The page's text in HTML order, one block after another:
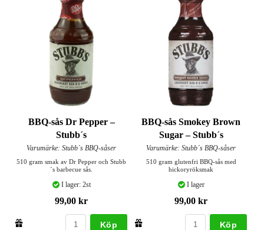
BBQ-sås Dr Pepper –
Stubb´s
Varumärke: Stubb´s BBQ-såser
510 gram smak av Dr Pepper och Stubb
´s barbecue sås.
I lager: 2st
99,00 kr
Köp
BBQ-sås Smokey Brown
Sugar – Stubb´s
Varumärke: Stubb´s BBQ-såser
510 gram glutenfri BBQ-sås med
hickoryröksmak
I lager
99,00 kr
Köp